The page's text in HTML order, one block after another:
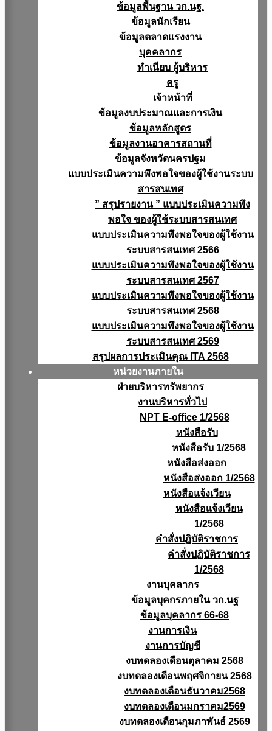
ข้อมูลพื้นฐาน วก.นฐ.
ข้อมูลนักเรียน
ข้อมูลตลาดแรงงาน
บุคคลากร
ทำเนียบ ผู้บริหาร
ครู
เจ้าหน้าที่
ข้อมูลงบประมาณเเละการเงิน
ข้อมูลหลักสูตร
ข้อมูลงานอาคารสถานที่
ข้อมูลจังหวัดนครปฐม
แบบประเมินความพึงพอใจของผู้ใช้งานระบบ
สารสนเทศ
” สรุปรายงาน ” แบบประเมินความพึง
พอใจ ของผู้ใช้ระบบสารสนเทศ
แบบประเมินความพึงพอใจของผู้ใช้งาน
ระบบสารสนเทศ 2566
แบบประเมินความพึงพอใจของผู้ใช้งาน
ระบบสารสนเทศ 2567
แบบประเมินความพึงพอใจของผู้ใช้งาน
ระบบสารสนเทศ 2568
แบบประเมินความพึงพอใจของผู้ใช้งาน
ระบบสารสนเทศ 2569
สรุปผลการประเมินคุณ ITA 2568
หน่วยงานภายใน
ฝ่ายบริหารทรัพยากร
งานบริหารทั่วไป
NPT E-office 1/2568
หนังสือรับ
หนังสือรับ 1/2568
หนังสือส่งออก
หนังสือส่งออก 1/2568
หนังสือแจ้งเวียน
หนังสือเเจ้งเวียน
1/2568
คำสั่งปฏิบัติราชการ
คำสั่งปฏิบัติราชการ
1/2568
งานบุคลากร
ข้อมูลบุคกรภายใน วก.นฐ
ข้อมูลบุคลากร 66-68
งานการเงิน
งานการบัญชี
งบทดลองเดือนตุลาคม 2568
งบทดลองเดือนพฤศจิกายน 2568
งบทดลองเดือนธันวาคม2568
งบทดลองเดือนมกราคม2569
งบทดลองเดือนกุมภาพันธ์ 2569